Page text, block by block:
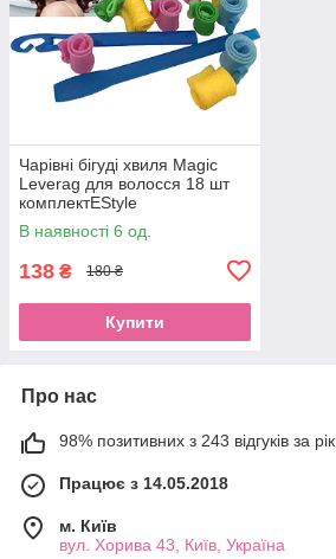
Чарівні бігуді хвиля Magic
Leverag для волосся 18 шт
комплектEStyle
В наявності 6 од.
138 ₴ 180 ₴
Купити
Про нас
98% позитивних з 243 відгуків за рік
Працює з 14.05.2018
м. Київ
вул. Хорива 43, Київ, Україна